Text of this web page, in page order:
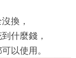
換，
什麼錢，
以使用。